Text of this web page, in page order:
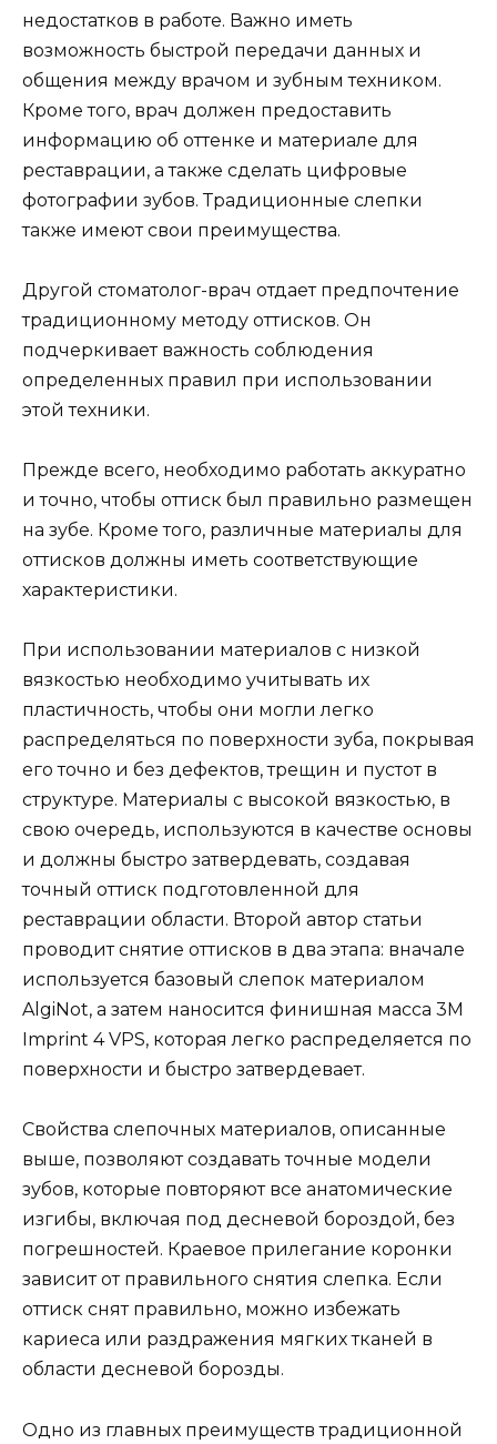
недостатков в работе. Важно иметь
возможность быстрой передачи данных и
общения между врачом и зубным техником.
Кроме того, врач должен предоставить
информацию об оттенке и материале для
реставрации, а также сделать цифровые
фотографии зубов. Традиционные слепки
также имеют свои преимущества.
Другой стоматолог-врач отдает предпочтение
традиционному методу оттисков. Он
подчеркивает важность соблюдения
определенных правил при использовании
этой техники.
Прежде всего, необходимо работать аккуратно
и точно, чтобы оттиск был правильно размещен
на зубе. Кроме того, различные материалы для
оттисков должны иметь соответствующие
характеристики.
При использовании материалов с низкой
вязкостью необходимо учитывать их
пластичность, чтобы они могли легко
распределяться по поверхности зуба, покрывая
его точно и без дефектов, трещин и пустот в
структуре. Материалы с высокой вязкостью, в
свою очередь, используются в качестве основы
и должны быстро затвердевать, создавая
точный оттиск подготовленной для
реставрации области. Второй автор статьи
проводит снятие оттисков в два этапа: вначале
используется базовый слепок материалом
AlgiNot, а затем наносится финишная масса 3M
Imprint 4 VPS, которая легко распределяется по
поверхности и быстро затвердевает.
Свойства слепочных материалов, описанные
выше, позволяют создавать точные модели
зубов, которые повторяют все анатомические
изгибы, включая под десневой бороздой, без
погрешностей. Краевое прилегание коронки
зависит от правильного снятия слепка. Если
оттиск снят правильно, можно избежать
кариеса или раздражения мягких тканей в
области десневой борозды.
Одно из главных преимуществ традиционной